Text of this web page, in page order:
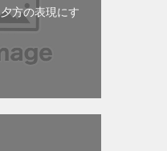
方の表現にす